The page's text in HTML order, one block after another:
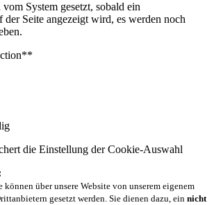
System gesetzt, sobald ein
Seite angezeigt wird, es werden noch
die Einstellung der Cookie-Auswahl
über unsere Website von unserem eigenem
gesetzt werden. Sie dienen dazu, ein nicht